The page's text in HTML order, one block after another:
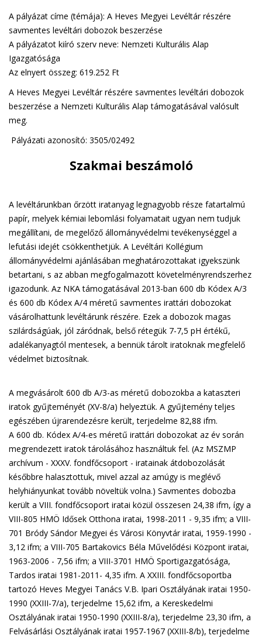
A pályázat címe (témája): A Heves Megyei Levéltár részére
savmentes levéltári dobozok beszerzése
A pályázatot kiíró szerv neve: Nemzeti Kulturális Alap
Igazgatósága
Az elnyert összeg: 619.252 Ft
A Heves Megyei Levéltár részére savmentes levéltári dobozok
beszerzése a Nemzeti Kulturális Alap támogatásával valósult
meg.
Pályázati azonosító: 3505/02492
Szakmai beszámoló
A levéltárunkban őrzött iratanyag legnagyobb része fatartalmú
papír, melyek kémiai lebomlási folyamatait ugyan nem tudjuk
megállítani, de megelőző állományvédelmi tevékenységgel a
lefutási idejét csökkenthetjük. A Levéltári Kollégium
állományvédelmi ajánlásában meghatározottakat igyekszünk
betartani, s az abban megfogalmazott követelményrendszerhez
igazodunk. Az NKA támogatásával 2013-ban 600 db Kódex A/3
és 600 db Kódex A/4 méretű savmentes irattári dobozokat
vásárolhattunk levéltárunk részére. Ezek a dobozok magas
szilárdságúak, jól záródnak, belső rétegük 7-7,5 pH értékű,
adalékanyagtól mentesek, a bennük tárolt iratoknak megfelelő
védelmet biztosítnak.
A megvásárolt 600 db A/3-as méretű dobozokba a kataszteri
iratok gyűjteményét (XV-8/a) helyeztük. A gyűjtemény teljes
egészében újrarendezésre került, terjedelme 82,88 ifm.
A 600 db. Kódex A/4-es méretű irattári dobozokat az év során
megrendezett iratok tárolásához használtuk fel. (Az MSZMP
archívum - XXXV. fondfőcsoport - iratainak átdobozolását
későbbre halasztottuk, mivel azzal az amúgy is meglévő
helyhiányunkat tovább növeltük volna.) Savmentes dobozba
került a VIII. fondfőcsoport iratai közül összesen 24,38 ifm, így a
VIII-805 HMÖ Idősek Otthona iratai, 1998-2011 - 9,35 ifm; a VIII-
701 Bródy Sándor Megyei és Városi Könyvtár iratai, 1959-1990 -
3,12 ifm; a VIII-705 Bartakovics Béla Művelődési Központ iratai,
1963-2006 - 7,56 ifm; a VIII-3701 HMÖ Sportigazgatósága,
Tardos iratai 1981-2011- 4,35 ifm. A XXIII. fondfőcsoportba
tartozó Heves Megyei Tanács V.B. Ipari Osztályának iratai 1950-
1990 (XXIII-7/a), terjedelme 15,62 ifm, a Kereskedelmi
Osztályának iratai 1950-1990 (XXIII-8/a), terjedelme 23,30 ifm, a
Felvásárlási Osztályának iratai 1957-1967 (XXIII-8/b), terjedelme